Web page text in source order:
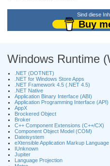
Sind diese
Buy
Windows Runtime
.NET (DOTNET)
.NET for Windows Store Apps
.NET Framework 4.5 (.NET 4.5)
.NET Native
Application Binary Interface (ABI)
Application Programming Interface (API)
AppX
Brockered Object
Broker
C++ Component Extensions (C++/CX)
Component Object Model (COM)
Dateisystem
eXtensible Application Markup
IUnknown
Jupiter
Language Projection